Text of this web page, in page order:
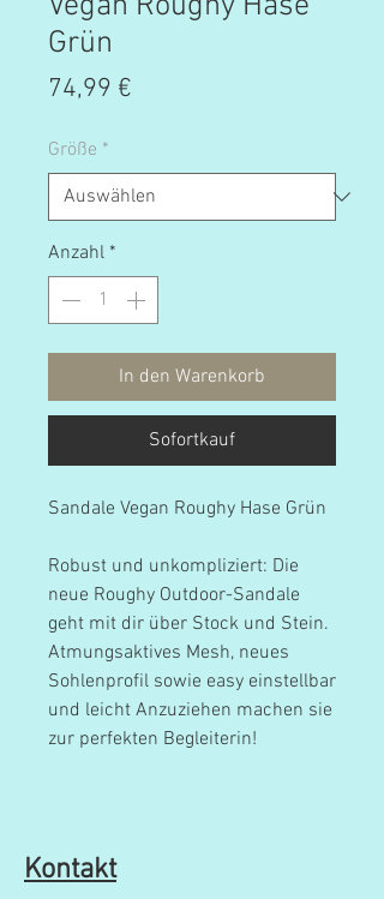
Grün
74,99 €
Größe *
Anzahl *
In den Warenkorb
Sofortkauf
Sandale Vegan Roughy Hase Grün
Robust und unkompliziert: Die
neue Roughy Outdoor-Sandale
geht mit dir über Stock und Stein.
Atmungsaktives Mesh, neues
Sohlenprofil sowie easy einstellbar
und leicht Anzuziehen machen sie
zur perfekten Begleiterin!
Kontakt